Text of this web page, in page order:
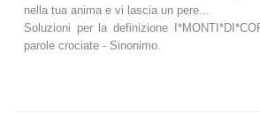
nella tua anima e vi lascia un pere...
Soluzioni per la definizione
parole crociate - Sinonimo.